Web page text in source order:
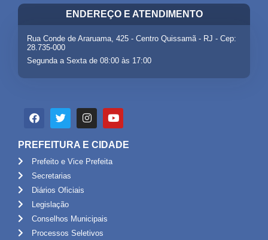
ENDEREÇO E ATENDIMENTO
Rua Conde de Araruama, 425 - Centro Quissamã - RJ - Cep:
28.735-000
Segunda a Sexta de 08:00 às 17:00
PREFEITURA E CIDADE
Prefeito e Vice Prefeita
Secretarias
Diários Oficiais
Legislação
Conselhos Municipais
Processos Seletivos